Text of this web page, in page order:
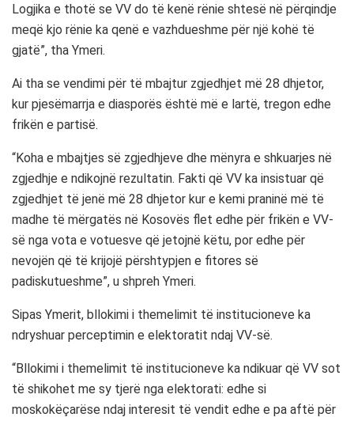
Logjika e thotë se VV do të kenë rënie shtesë në përqindje
meqë kjo rënie ka qenë e vazhdueshme për një kohë të
gjatë”, tha Ymeri.
Ai tha se vendimi për të mbajtur zgjedhjet më 28 dhjetor,
kur pjesëmarrja e diasporës është më e lartë, tregon edhe
frikën e partisë.
“Koha e mbajtjes së zgjedhjeve dhe mënyra e shkuarjes në
zgjedhje e ndikojnë rezultatin. Fakti që VV ka insistuar që
zgjedhjet të jenë më 28 dhjetor kur e kemi praninë më të
madhe të mërgatës në Kosovës flet edhe për frikën e VV-
së nga vota e votuesve që jetojnë këtu, por edhe për
nevojën që të krijojë përshtypjen e fitores së
padiskutueshme”, u shpreh Ymeri.
Sipas Ymerit, bllokimi i themelimit të institucioneve ka
ndryshuar perceptimin e elektoratit ndaj VV-së.
“Bllokimi i themelimit të institucioneve ka ndikuar që VV sot
të shikohet me sy tjerë nga elektorati: edhe si
moskokëçarëse ndaj interesit të vendit edhe e pa aftë për